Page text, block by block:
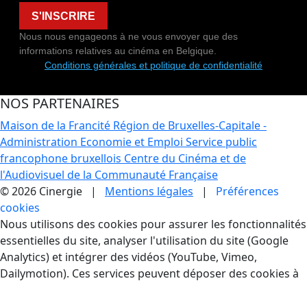
S'INSCRIRE
Nous nous engageons à ne vous envoyer que des
informations relatives au cinéma en Belgique.
Conditions générales et politique de confidentialité
NOS PARTENAIRES
Maison de la Francité Région de Bruxelles-Capitale -
Administration Economie et Emploi Service public
francophone bruxellois Centre du Cinéma et de
l'Audiovisuel de la Communauté Française
© 2026 Cinergie | Mentions légales | Préférences
cookies
Gestion des Cookies
Nous utilisons des cookies pour assurer les fonctionnalités
essentielles du site, analyser l'utilisation du site (Google
Analytics) et intégrer des vidéos (YouTube, Vimeo,
Dailymotion). Ces services peuvent déposer des cookies à